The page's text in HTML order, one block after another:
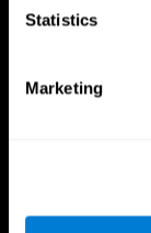
Statistics
Marketing